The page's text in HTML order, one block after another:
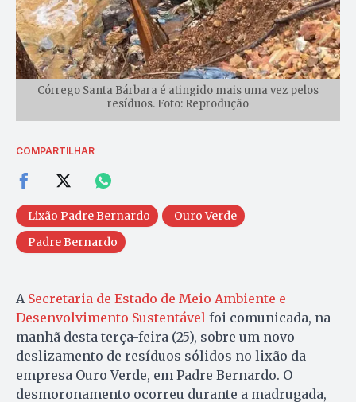
Córrego Santa Bárbara é atingido mais uma vez pelos
resíduos. Foto: Reprodução
COMPARTILHAR
Lixão Padre Bernardo
Ouro Verde
Padre Bernardo
A Secretaria de Estado de Meio Ambiente e
Desenvolvimento Sustentável foi comunicada, na
manhã desta terça-feira (25), sobre um novo
deslizamento de resíduos sólidos no lixão da
empresa Ouro Verde, em Padre Bernardo. O
desmoronamento ocorreu durante a madrugada,